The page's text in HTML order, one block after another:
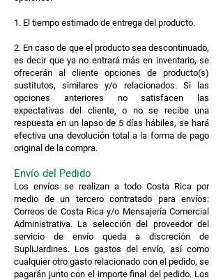
1. El tiempo estimado de entrega del producto.
2. En caso de que el producto sea descontinuado,
es decir que ya no entrará más en inventario, se
ofrecerán al cliente opciones de producto(s)
sustitutos, similares y/o relacionados. Si las
opciones anteriores no satisfacen las
expectativas del cliente, o no se recibe una
respuesta en un lapso de 5 días hábiles, se hará
efectiva una devolución total a la forma de pago
original de la compra.
Envío del Pedido
Los envíos se realizan a todo Costa Rica por
medio de un tercero contratado para envíos:
Correos de Costa Rica y/o Mensajería Comercial
Administrativa. La selección del proveedor del
servicio de envío queda a discreción de
SupliJardines. Los gastos del envío, así como
cualquier otro gasto relacionado con el pedido, se
pagarán junto con el importe final del pedido. Los